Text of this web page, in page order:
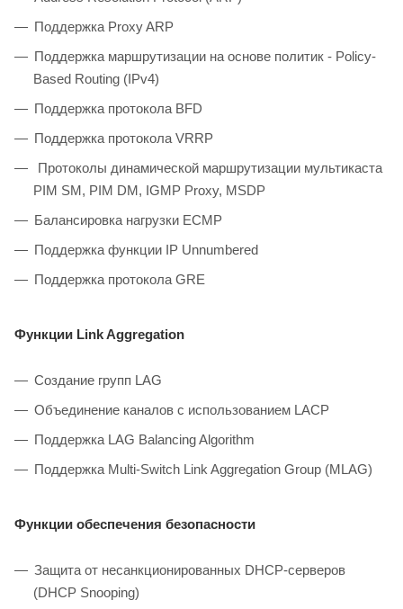
Поддержка Proxy ARP
Поддержка маршрутизации на основе политик - Policy-
Based Routing (IPv4)
Поддержка протокола BFD
Поддержка протокола VRRP
Протоколы динамической маршрутизации мультикаста
PIM SM, PIM DM, IGMP Proxy, MSDP
Балансировка нагрузки ECMP
Поддержка функции IP Unnumbered
Поддержка протокола GRE
Функции Link Aggregation
Создание групп LAG
Объединение каналов с использованием LACP
Поддержка LAG Balancing Algorithm
Поддержка Multi-Switch Link Aggregation Group (MLAG)
Функции обеспечения безопасности
Защита от несанкционированных DHCP-серверов
(DHCP Snooping)